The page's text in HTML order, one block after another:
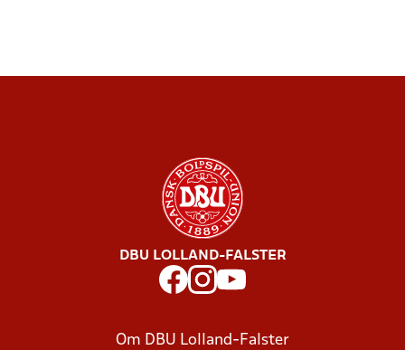
DBU LOLLAND-FALSTER
Om DBU Lolland-Falster